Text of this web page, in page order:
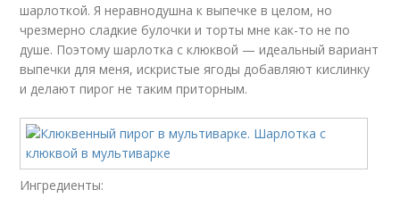
шарлоткой. Я неравнодушна к выпечке в целом, но
чрезмерно сладкие булочки и торты мне как-то не по
душе. Поэтому шарлотка с клюквой — идеальный вариант
выпечки для меня, искристые ягоды добавляют кислинку
и делают пирог не таким приторным.
Ингредиенты: